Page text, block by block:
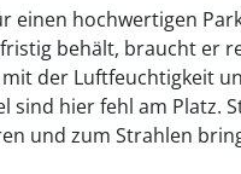
einen hochwertigen
behält, braucht er
der Luftfeuchtigkeit
sind hier fehl am Platz.
und zum Strahlen